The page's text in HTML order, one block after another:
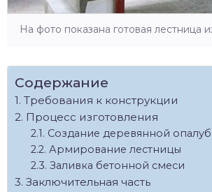
На фото показана готовая лестница
Содержание
Требования к конструкции
Процесс изготовления
Создание деревянной
Армирование лестницы
Заливка бетонной смеси
Заключительная часть